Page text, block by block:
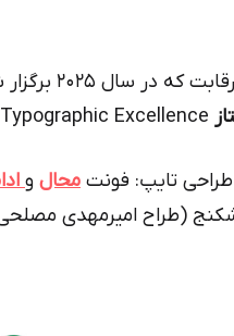
در هفتاد و
تایپ: فونت محال و
(طراح امیرمهدی